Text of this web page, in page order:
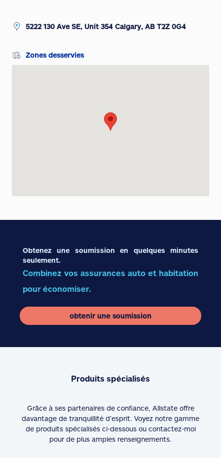
5222 130 Ave SE, Unit 354 Calgary, AB T2Z 0G4
Zones desservies
Obtenez une soumission en quelques minutes
seulement.
Combinez vos assurances auto et habitation
pour économiser.
obtenir une soumission
Produits spécialisés
Grâce à ses partenaires de confiance, Allstate offre
davantage de tranquillité d’esprit. Voyez notre gamme
de produits spécialisés ci-dessous ou contactez-moi
pour de plus amples renseignements.